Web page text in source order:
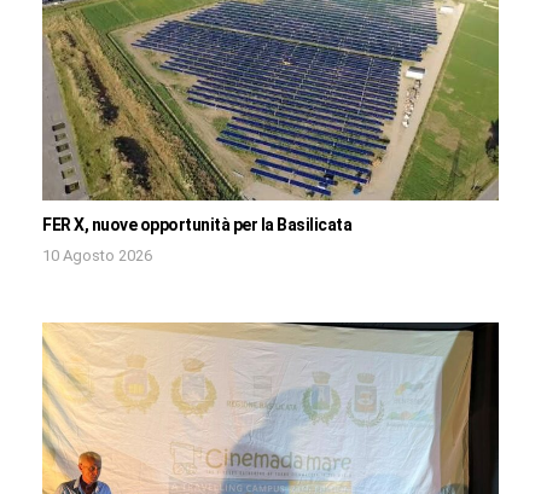
FER X, nuove opportunità per la Basilicata
10 Agosto 2026